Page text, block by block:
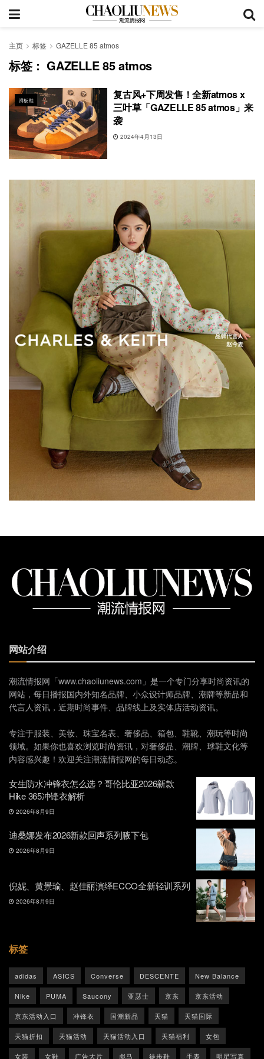
主页 标签 GAZELLE 85 atmos
标签：GAZELLE 85 atmos
滑板鞋
复古风+下周发售！全新atmos x
三叶草「GAZELLE 85 atmos」来
袭
2024年4月13日
网站介绍
潮流情报网「www.chaoliunews.com」是一个专门分享时尚资讯的
网站，每日播报国内外知名品牌、小众设计师品牌、潮牌等新品和
代言人资讯，近期时尚事件、品牌线上及实体店活动资讯。
专注于服装、美妆、珠宝名表、奢侈品、箱包、鞋靴、潮玩等时尚
领域。如果你也喜欢浏览时尚资讯，对奢侈品、潮牌、球鞋文化等
内容感兴趣！欢迎关注潮流情报网的每日动态。
女生防水冲锋衣怎么选？哥伦比亚2026新款
Hike 365冲锋衣解析
2026年8月9日
迪桑娜发布2026新款回声系列腋下包
2026年8月9日
倪妮、黄景瑜、赵佳丽演绎ECCO全新轻训系列
2026年8月9日
标签
adidas ASICS Converse DESCENTE New Balance
Nike PUMA Saucony 亚瑟士 京东 京东活动
京东活动入口 冲锋衣 国潮新品 天猫 天猫国际
天猫折扣 天猫活动 天猫活动入口 天猫福利 女包
女装 女鞋 广告大片 彪马 徒步鞋 手表 明星写真